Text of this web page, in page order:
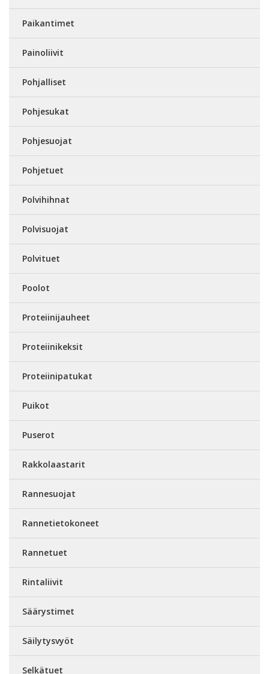
Paikantimet
Painoliivit
Pohjalliset
Pohjesukat
Pohjesuojat
Pohjetuet
Polvihihnat
Polvisuojat
Polvituet
Poolot
Proteiinijauheet
Proteiinikeksit
Proteiinipatukat
Puikot
Puserot
Rakkolaastarit
Rannesuojat
Rannetietokoneet
Rannetuet
Rintaliivit
Säärystimet
Säilytysvyöt
Selkätuet